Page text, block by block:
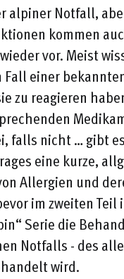
alpiner Notfall,
kommen
vor. Meist
Fall einer
zu reagieren
falls nicht … gibt
eine kurze,
Allergien und
im zweiten Teil
Serie die
Notfalls - des
wird.